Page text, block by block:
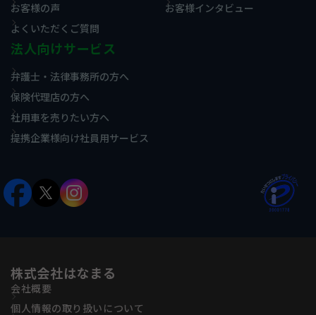
お客様の声
お客様インタビュー
よくいただくご質問
法人向けサービス
弁護士・法律事務所の方へ
保険代理店の方へ
社用車を売りたい方へ
提携企業様向け社員用サービス
株式会社はなまる
会社概要
個人情報の取り扱いについて